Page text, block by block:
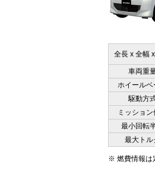
全長 x 全幅
車両重
ホイールベ
駆動方
ミッショ
最小回転
最大トル
※ 燃費情報は